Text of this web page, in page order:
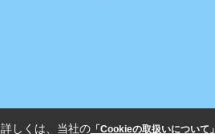
詳しくは、当社の「Cookieの取扱いについて」